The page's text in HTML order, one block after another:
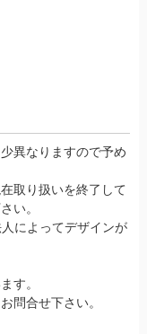
異なりますので予め
取り扱いを終了して
い。
によってデザインが
す。
問合せ下さい。